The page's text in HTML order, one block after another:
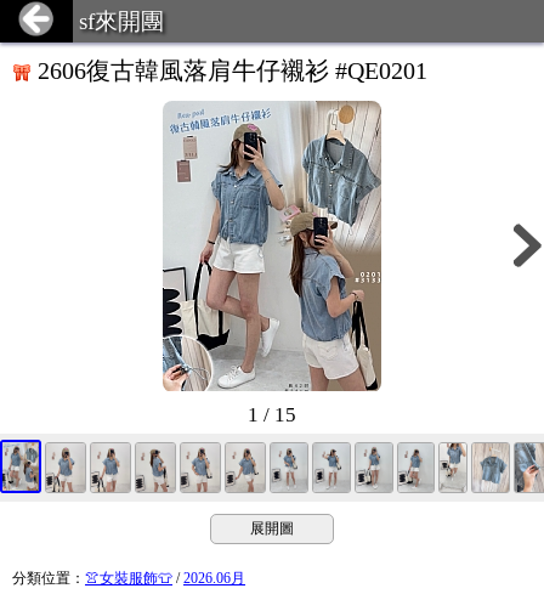
sf來開團
2606復古韓風落肩牛仔襯衫 #QE0201
1 / 15
展開圖
分類位置 ： 👚女裝服飾👕 /2026.06月